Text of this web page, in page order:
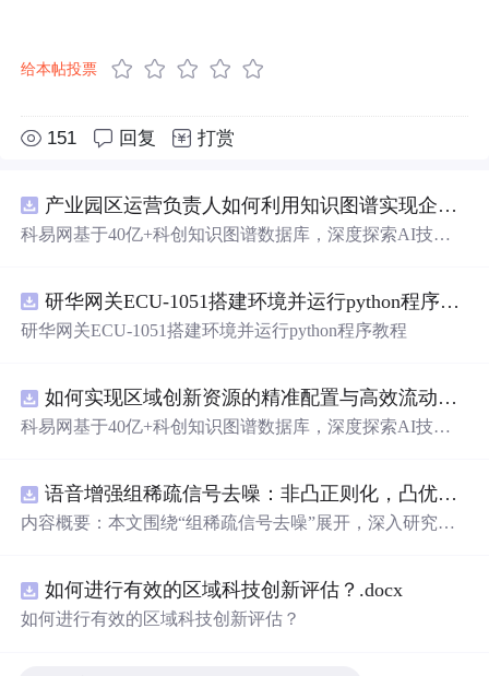
给本帖投票
151 回复 打赏
产业园区运营负责人如何利用知识图谱实现企业精准对接与协同？.docx
科易网基于40亿+科创知识图谱数据库，深度探索AI技术
新领域的AI+数智化解决方案，推动科技创新与产业创新
智能化发展。
研华网关ECU-1051搭建环境并运行python程序教程
研华网关ECU-1051搭建环境并运行python程序教程
如何实现区域创新资源的精准配置与高效流动？.docx
科易网基于40亿+科创知识图谱数据库，深度探索AI技术
新领域的AI+数智化解决方案，推动科技创新与产业创新
智能化发展。
语音增强组稀疏信号去噪：非凸正则化，凸优化研究（Matlab代码实现）
内容概要：本文围绕“组稀疏信号去噪”展开，深入研究了
则项克服传统稀疏恢复方法的局限性，从而在语音增强等
实际应用中实现更优的去噪性能。研究采用组稀疏建模范
如何进行有效的区域科技创新评估？.docx
如何进行有效的区域科技创新评估？